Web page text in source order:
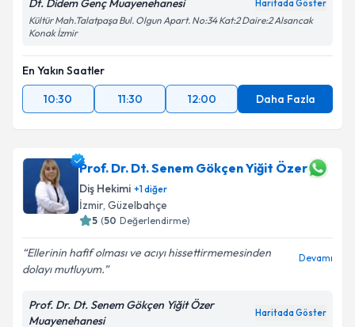
Dt. Didem Genç Muayenehanesi Haritada Göster
Kültür Mah.Talatpaşa Bul. Olgun Apart. No:34 Kat:2 Daire:2 Alsancak
Konak İzmir
En Yakın Saatler
10:30
11:30 12:00 Daha Fazla
Prof. Dr. Dt. Senem Gökçen Yiğit Özer
Diş Hekimi +1diğer
İzmir, Güzelbahçe
5 (50 Değerlendirme)
Ellerinin hafif olması ve acıyı hissettirmemesinden
dolayı mutluyum.
Devamı
Prof. Dr. Dt. Senem Gökçen Yiğit Özer
Muayenehanesi
Haritada Göster